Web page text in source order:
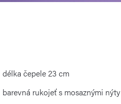
délka čepele 23 cm
barevná rukojeť s mosaznými nýty